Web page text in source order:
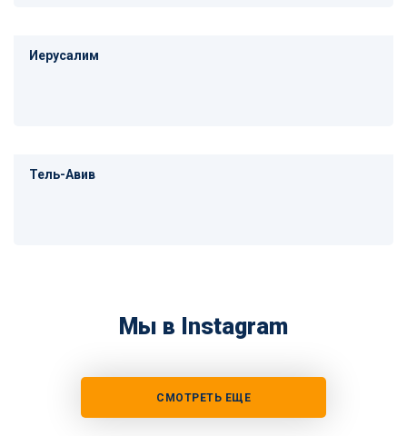
Иерусалим
Тель-Авив
Мы в Instagram
СМОТРЕТЬ ЕЩЕ